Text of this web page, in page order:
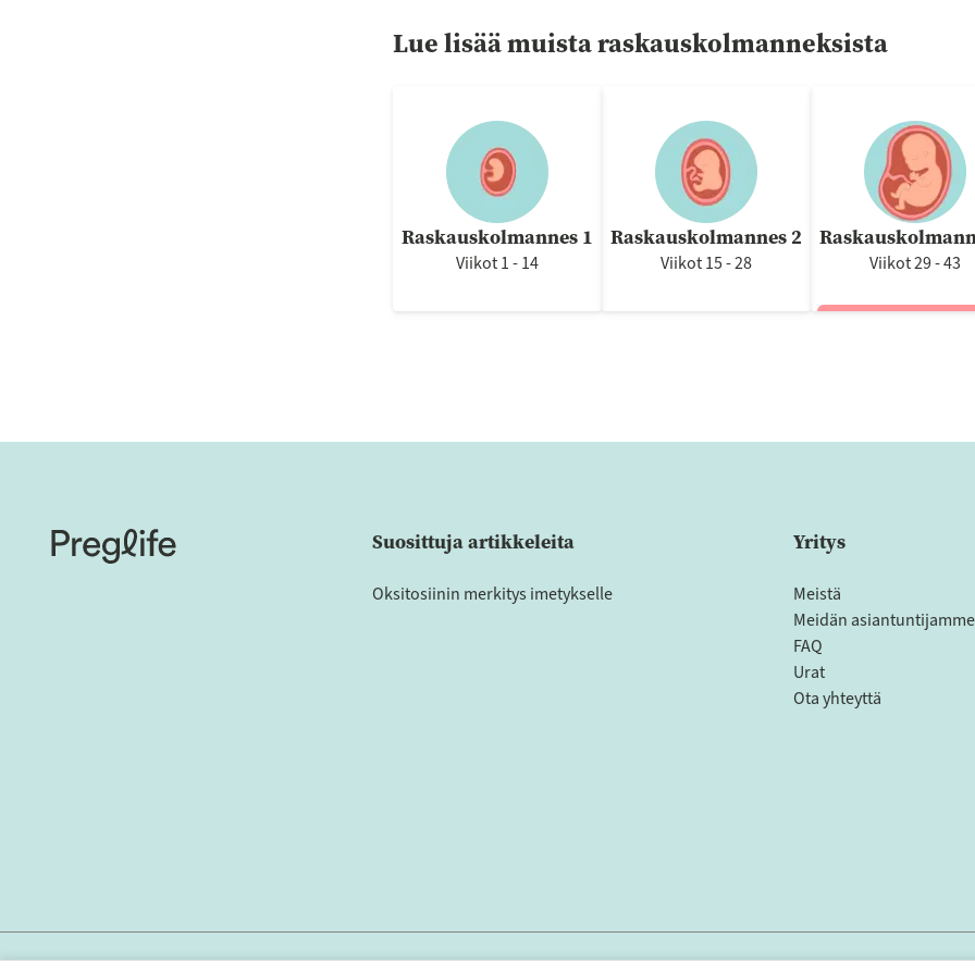
Lue lisää muista raskauskolmanneksista
Raskauskolmannes 1
Viikot 1 - 14
Raskauskolmannes 2
Viikot 15 - 28 Viikot 29 - 43
Suosittuja artikkeleita
Oksitosiinin merkitys imetykselle
Yritys
Meistä
Meidän asiantuntijamme
FAQ
Urat
Ota yhteyttä